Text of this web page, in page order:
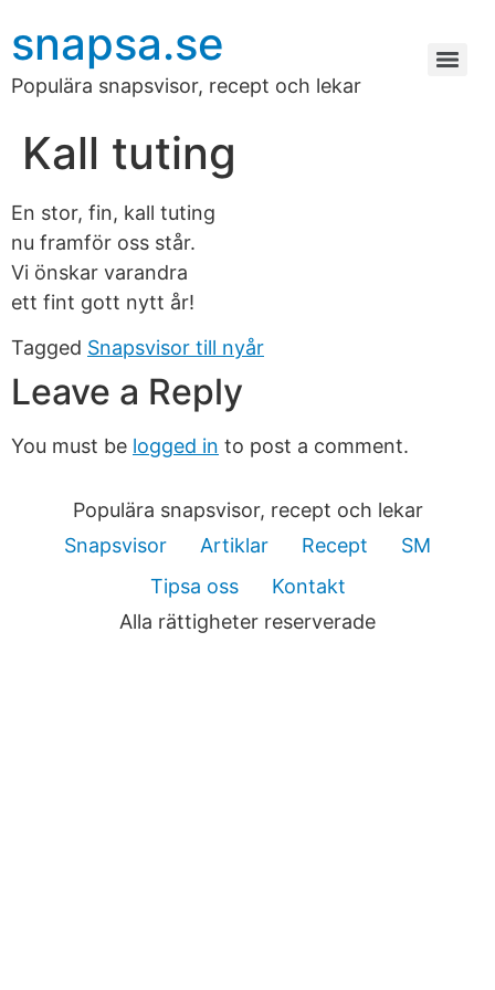
snapsa.se
Populära snapsvisor, recept och lekar
Kall tuting
En stor, fin, kall tuting
nu framför oss står.
Vi önskar varandra
ett fint gott nytt år!
Tagged Snapsvisor till nyår
Leave a Reply
You must be logged in to post a comment.
Populära snapsvisor, recept och lekar
Snapsvisor
Artiklar Recept
SM
Tipsa oss
Kontakt
Alla rättigheter reserverade